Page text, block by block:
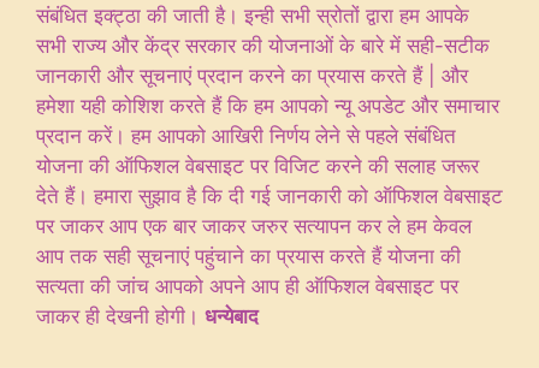
संबंधित इक्ट्ठा की जाती है। इन्ही सभी स्रोतों द्वारा हम आपके
सभी राज्य और केंद्र सरकार की योजनाओं के बारे में सही-सटीक
जानकारी और सूचनाएं प्रदान करने का प्रयास करते हैं | और
हमेशा यही कोशिश करते हैं कि हम आपको न्यू अपडेट और समाचार
प्रदान करें। हम आपको आखिरी निर्णय लेने से पहले संबंधित
योजना की ऑफिशल वेबसाइट पर विजिट करने की सलाह जरूर
देते हैं। हमारा सुझाव है कि दी गई जानकारी को ऑफिशल वेबसाइट
पर जाकर आप एक बार जाकर जरुर सत्यापन कर ले हम केवल
आप तक सही सूचनाएं पहुंचाने का प्रयास करते हैं योजना की
सत्यता की जांच आपको अपने आप ही ऑफिशल वेबसाइट पर
जाकर ही देखनी होगी। धन्येबाद